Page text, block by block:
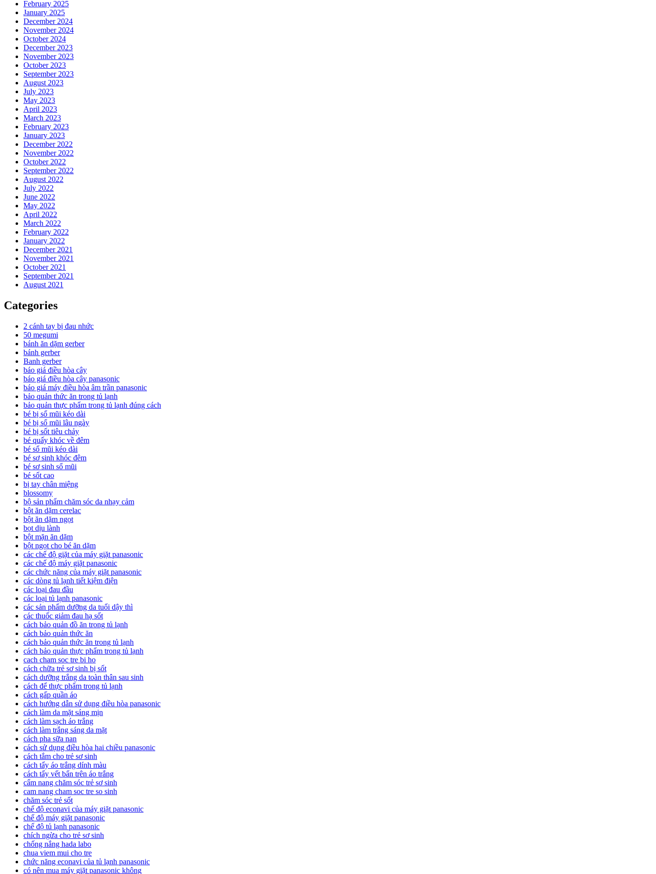
February 2025
January 2025
December 2024
November 2024
October 2024
December 2023
November 2023
October 2023
September 2023
August 2023
July 2023
May 2023
April 2023
March 2023
February 2023
January 2023
December 2022
November 2022
October 2022
September 2022
August 2022
July 2022
June 2022
May 2022
April 2022
March 2022
February 2022
January 2022
December 2021
November 2021
October 2021
September 2021
August 2021
Categories
2 cánh tay bị đau nhức
50 megumi
bánh ăn dặm gerber
bánh gerber
Banh gerber
báo giá điều hòa cây
báo giá điều hòa cây panasonic
báo giá máy điều hòa âm trần panasonic
bảo quản thức ăn trong tủ lạnh
bảo quản thực phẩm trong tủ lạnh đúng cách
bé bị sổ mũi kéo dài
bé bị sổ mũi lâu ngày
bé bị sốt tiêu chảy
bé quấy khóc về đêm
bé sổ mũi kéo dài
bé sơ sinh khóc đêm
bé sơ sinh sổ mũi
bé sốt cao
bị tay chân miệng
blossomy
bộ sản phẩm chăm sóc da nhạy cảm
bột ăn dặm cerelac
bột ăn dặm ngọt
bọt dịu lành
bột mặn ăn dặm
bột ngọt cho bé ăn dặm
các chế độ giặt của máy giặt panasonic
các chế độ máy giặt panasonic
các chức năng của máy giặt panasonic
các dòng tủ lạnh tiết kiệm điện
các loại đau đầu
các loại tủ lạnh panasonic
các sản phẩm dưỡng da tuổi dậy thì
các thuốc giảm đau hạ sốt
cách bảo quản đồ ăn trong tủ lạnh
cách bảo quản thức ăn
cách bảo quản thức ăn trong tủ lạnh
cách bảo quản thực phẩm trong tủ lạnh
cach cham soc tre bi ho
cách chữa trẻ sơ sinh bị sốt
cách dưỡng trắng da toàn thân sau sinh
cách để thực phẩm trong tủ lạnh
cách gấp quần áo
cách hướng dẫn sử dụng điều hòa panasonic
cách làm da mặt sáng mịn
cách làm sạch áo trắng
cách làm trắng sáng da mặt
cách pha sữa nan
cách sử dụng điều hòa hai chiều panasonic
cách tắm cho trẻ sơ sinh
cách tẩy áo trắng dính màu
cách tẩy vết bẩn trên áo trắng
cẩm nang chăm sóc trẻ sơ sinh
cam nang cham soc tre so sinh
chăm sóc trẻ sốt
chế độ econavi của máy giặt panasonic
chế độ máy giặt panasonic
chế độ tủ lạnh panasonic
chích ngừa cho trẻ sơ sinh
chống nắng hada labo
chua viem mui cho tre
chức năng econavi của tủ lạnh panasonic
có nên mua máy giặt panasonic không